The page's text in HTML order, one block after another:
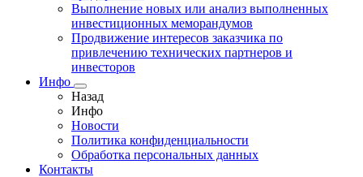
Выполнение новых или анализ выполненных
инвестиционных меморандумов
Продвижение интересов заказчика по
привлечению технических партнеров и
инвесторов
Инфо
Назад
Инфо
Новости
Политика конфиденциальности
Обработка персональных данных
Контакты